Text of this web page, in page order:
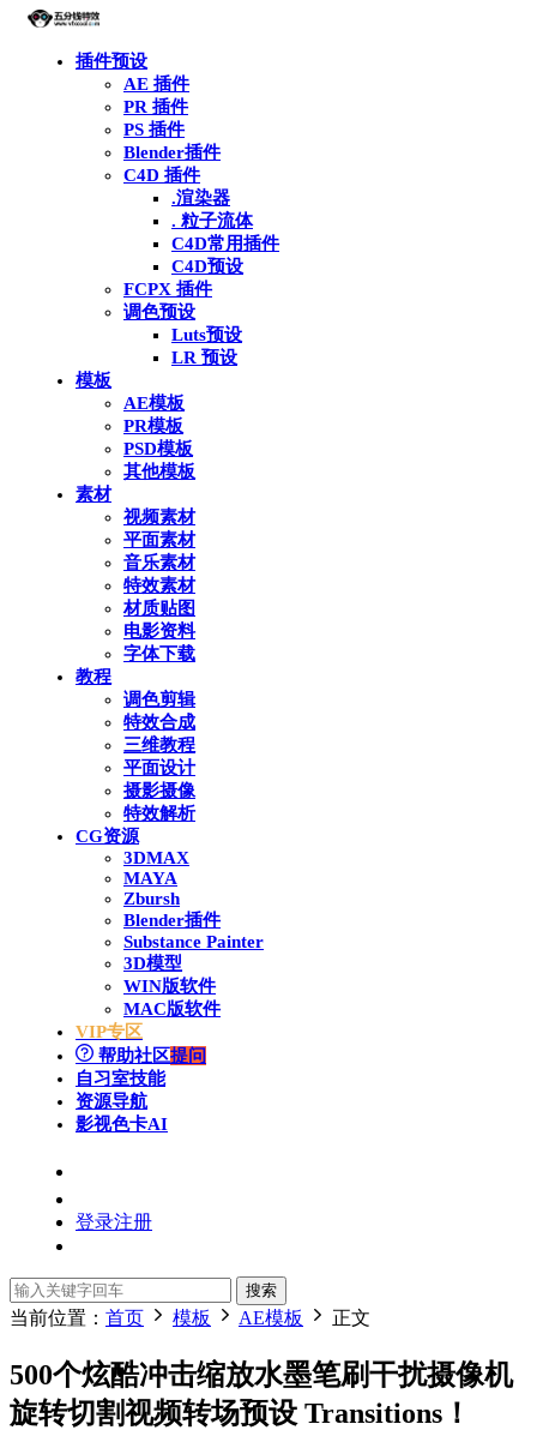
插件预设
AE 插件
PR 插件
PS 插件
Blender插件
C4D 插件
.渲染器
. 粒子流体
C4D常用插件
C4D预设
FCPX 插件
调色预设
Luts预设
LR 预设
模板
AE模板
PR模板
PSD模板
其他模板
素材
视频素材
平面素材
音乐素材
特效素材
材质贴图
电影资料
字体下载
教程
调色剪辑
特效合成
三维教程
平面设计
摄影摄像
特效解析
CG资源
3DMAX
MAYA
Zbursh
Blender插件
Substance Painter
3D模型
WIN版软件
MAC版软件
VIP专区
帮助社区提问
自习室技能
资源导航
影视色卡AI
登录注册
搜索
当前位置： 首页 模板 AE模板 正文
500个炫酷冲击缩放水墨笔刷干扰摄像机
旋转切割视频转场预设 Transitions！